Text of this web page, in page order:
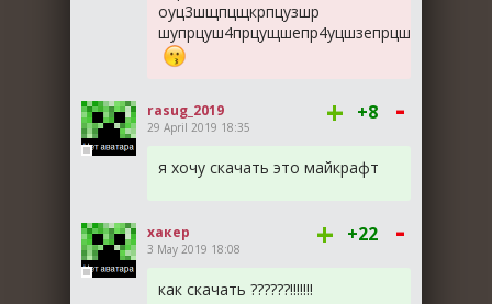
оуц3шщпцщкрпцузшр
шупрцуш4прцущшепр4уцшзепрцш
rasug_2019
29 April 2019 18:35 + +8 -
я хочу скачать это майкрафт
хакер
3 May 2019 18:08 + +22 -
как скачать ??????!!!!!!!